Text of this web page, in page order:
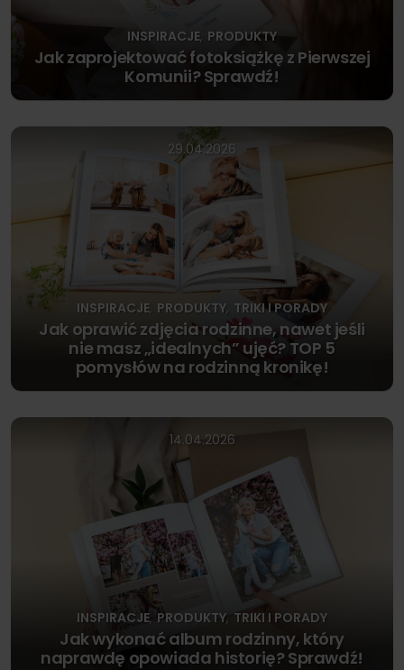
INSPIRACJE, PRODUKTY
Jak zaprojektować fotoksiążkę z Pierwszej
Komunii? Sprawdź!
29.04.2026
INSPIRACJE, PRODUKTY TRIKI I PORADY
Jak oprawić zdjęcia rodzinne, nawet jeśli
nie masz „idealnych” ujęć? TOP 5
pomysłów na rodzinną kronikę!
14.04.2026
INSPIRACJE, PRODUKTY, TRIKI I PORADY
Jak wykonać album rodzinny, który
naprawdę opowiada historię? Sprawdź!